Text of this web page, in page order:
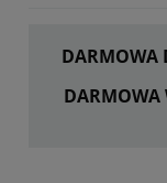
DARMOWA
DARMOWA